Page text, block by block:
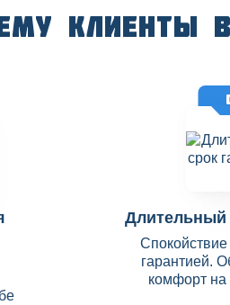
клиенты
Длительный
гарантией.
комфорт на